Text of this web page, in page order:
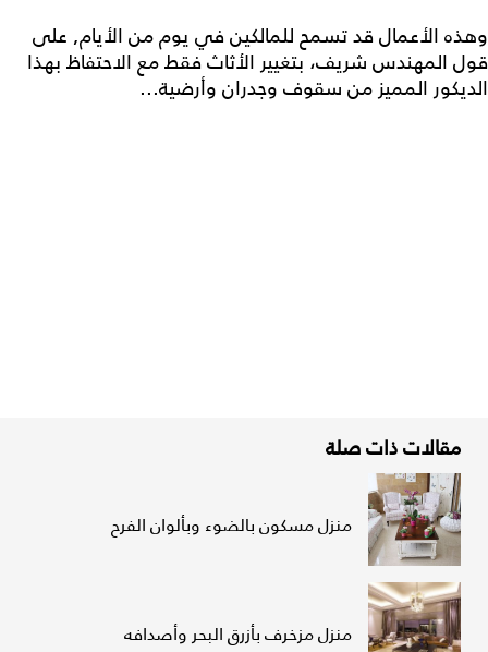
وهذه الأعمال قد تسمح للمالكين في يوم من الأيام, على
قول المهندس شريف، بتغيير الأثاث فقط مع الاحتفاظ بهذا
الديكور المميز من سقوف وجدران وأرضية...
مقالات ذات صلة
منزل مسكون بالضوء وبألوان الفرح
منزل مزخرف بأزرق البحر وأصدافه